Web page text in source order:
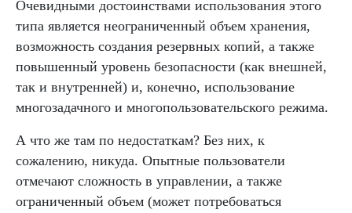
Очевидными достоинствами использования этого
типа является неограниченный объем хранения,
возможность создания резервных копий, а также
повышенный уровень безопасности (как внешней,
так и внутренней) и, конечно, использование
многозадачного и многопользовательского режима.
А что же там по недостаткам? Без них, к
сожалению, никуда. Опытные пользователи
отмечают сложность в управлении, а также
ограниченный объем (может потребоваться